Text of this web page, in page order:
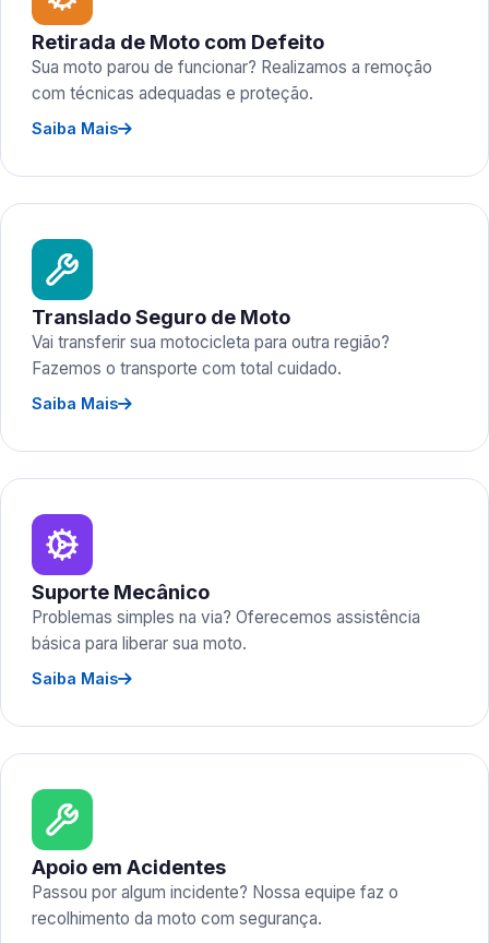
Retirada de Moto com Defeito
Sua moto parou de funcionar? Realizamos a remoção
com técnicas adequadas e proteção.
Saiba Mais
Translado Seguro de Moto
Vai transferir sua motocicleta para outra região?
Fazemos o transporte com total cuidado.
Saiba Mais
Suporte Mecânico
Problemas simples na via? Oferecemos assistência
básica para liberar sua moto.
Saiba Mais
Apoio em Acidentes
Passou por algum incidente? Nossa equipe faz o
recolhimento da moto com segurança.